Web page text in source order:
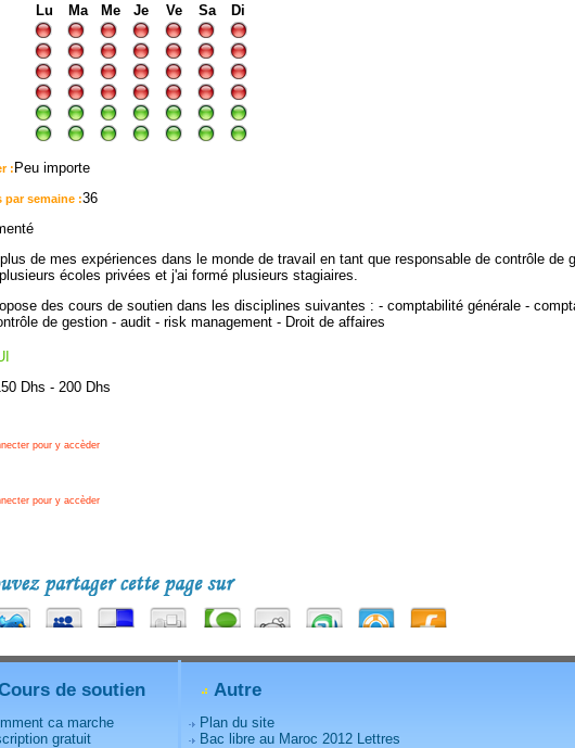
Lu Ma Me Je Ve Sa
Di
: Peu importe
par semaine :36
de mes expériences dans le monde de travail en tant que responsable de contrôle de
écoles privées et j'ai formé plusieurs stagiaires.
des cours de soutien dans les disciplines suivantes : - comptabilité générale -
de gestion - audit - risk management - Droit de affaires
Dhs - 200 Dhs
pour y accèder
pour y accèder
de soutien
ca marche
gratuit
Autre
Plan du site
Bac libre au Maroc 2012 Lettres